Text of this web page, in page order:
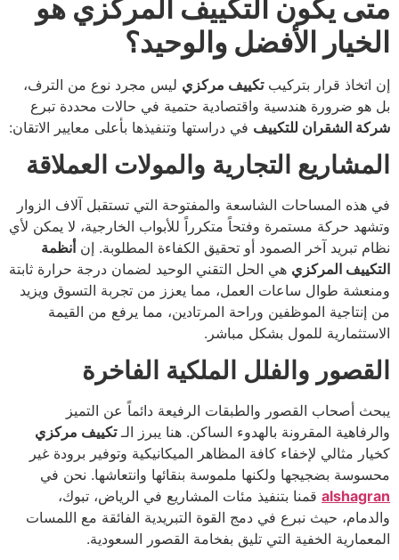
متى يكون التكييف المركزي هو
الخيار الأفضل والوحيد؟
إن اتخاذ قرار بتركيبتكييف مركزي ليس مجرد نوع من الترف،
بل هو ضرورة هندسية واقتصادية حتمية في حالات محددة تبرع
شركة الشقران للتكييف في دراستها وتنفيذها بأعلى معايير الاتقان:
المشاريع التجارية والمولات العملاقة
في هذه المساحات الشاسعة والمفتوحة التي تستقبل آلاف الزوار
وتشهد حركة مستمرة وفتحاً متكرراً للأبواب الخارجية، لا يمكن لأي
نظام تبريد آخر الصمود أو تحقيق الكفاءة المطلوبة. إنأنظمة
التكييف المركزي هي الحل التقني الوحيد لضمان درجة حرارة ثابتة
ومنعشة طوال ساعات العمل، مما يعزز من تجربة التسوق ويزيد
من إنتاجية الموظفين وراحة المرتادين، مما يرفع من القيمة
الاستثمارية للمول بشكل مباشر.
القصور والفلل الملكية الفاخرة
يبحث أصحاب القصور والطبقات الرفيعة دائماً عن التميز
والرفاهية المقرونة بالهدوء الساكن. هنا يبرز الـتكييف مركزي
كخيار مثالي لإخفاء كافة المظاهر الميكانيكية وتوفير برودة غير
محسوسة بضجيجها ولكنها ملموسة بنقائها وانتعاشها. نحن في
alshagran قمنا بتنفيذ مئات المشاريع في الرياض، تبوك،
والدمام، حيث نبرع في دمج القوة التبريدية الفائقة مع اللمسات
المعمارية الخفية التي تليق بفخامة القصور السعودية.